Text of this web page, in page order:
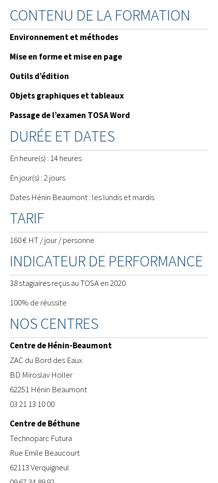
CONTENU DE LA FORMATION
Environnement et méthodes
Mise en forme et mise en page
Outils d’édition
Objets graphiques et tableaux
Passage de l’examen TOSA Word
DURÉE ET DATES
En heure(s) : 14 heures
En jour(s) : 2 jours
Dates Hénin Beaumont : les lundis et mardis
TARIF
160 € HT / jour / personne
INDICATEUR DE PERFORMANCE
38 stagiaires reçus au TOSA en 2020
100% de réussite
NOS CENTRES
Centre de Hénin-Beaumont
ZAC du Bord des Eaux
BD Miroslav Holler
62251 Hénin Beaumont
03 21 13 10 00
Centre de Béthune
​Technoparc Futura
Rue Emile Beaucourt
62113 Verquigneul